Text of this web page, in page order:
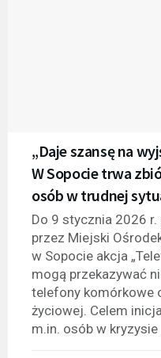
„Daje szansę na
W Sopocie trwa
osób w trudnej
Do 9 stycznia 2026
przez Miejski
w Sopocie akcja
mogą przekazywać
telefony komórkowe
życiowej. Celem
m.in. osób w